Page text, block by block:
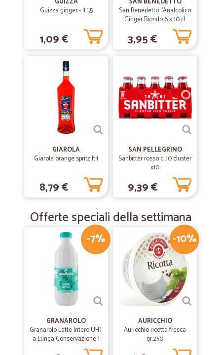
Guizza ginger - lt.1,5
1,09 €
San Benedetto l'Analcolico
Ginger Biondo 6 x 10 cl
3,95 €
GIAROLA
Giarola orange spritz lt.1
8,79 €
SAN PELLEGRINO
Sanbitter rosso cl.10 cluster
x10
9,39 €
Offerte speciali della settimana
-7%
GRANAROLO
Granarolo Latte Intero UHT
a Lunga Conservazione 1
-10%
AURICCHIO
Auricchio ricotta fresca
gr.250